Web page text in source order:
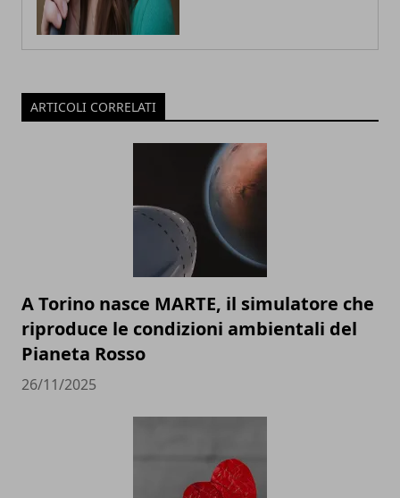
ARTICOLI CORRELATI
A Torino nasce MARTE, il simulatore che
riproduce le condizioni ambientali del
Pianeta Rosso
26/11/2025